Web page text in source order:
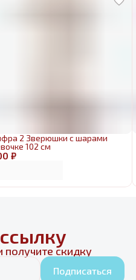
₽
2 Зверюшки с шарами
102 см
скидку
Подписаться